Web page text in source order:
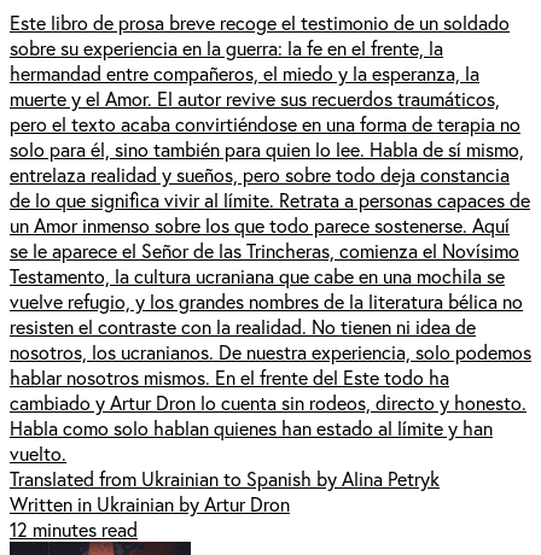
Este libro de prosa breve recoge el testimonio de un soldado
sobre su experiencia en la guerra: la fe en el frente, la
hermandad entre compañeros, el miedo y la esperanza, la
muerte y el Amor. El autor revive sus recuerdos traumáticos,
pero el texto acaba convirtiéndose en una forma de terapia no
solo para él, sino también para quien lo lee. Habla de sí mismo,
entrelaza realidad y sueños, pero sobre todo deja constancia
de lo que significa vivir al límite. Retrata a personas capaces de
un Amor inmenso sobre los que todo parece sostenerse. Aquí
se le aparece el Señor de las Trincheras, comienza el Novísimo
Testamento, la cultura ucraniana que cabe en una mochila se
vuelve refugio, y los grandes nombres de la literatura bélica no
resisten el contraste con la realidad. No tienen ni idea de
nosotros, los ucranianos. De nuestra experiencia, solo podemos
hablar nosotros mismos. En el frente del Este todo ha
cambiado y Artur Dron lo cuenta sin rodeos, directo y honesto.
Habla como solo hablan quienes han estado al límite y han
vuelto.
Translated from Ukrainian to Spanish by Alina Petryk
Written in Ukrainian by Artur Dron
12 minutes read